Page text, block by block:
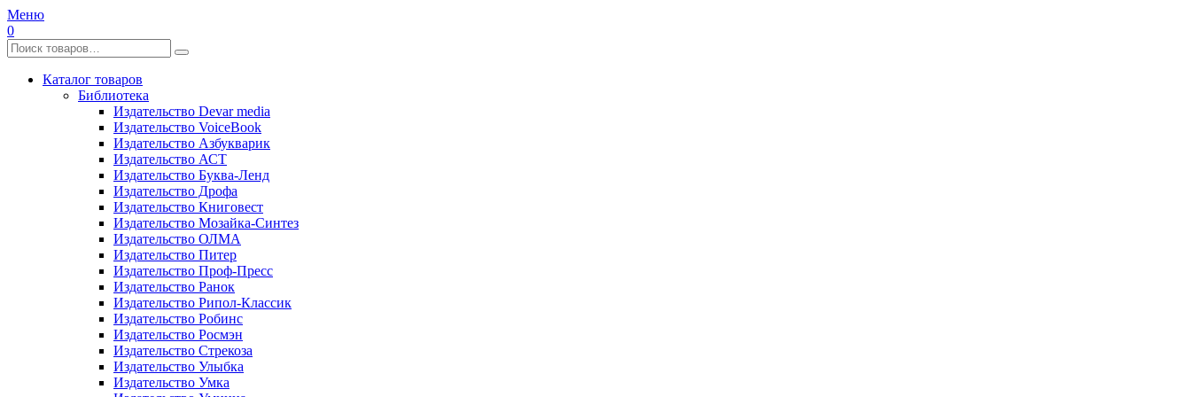
Меню
0
Каталог товаров
Библиотека
Издательство Devar media
Издательство VoiceBook
Издательство Азбукварик
Издательство АСТ
Издательство Буква-Ленд
Издательство Дрофа
Издательство Книговест
Издательство Мозайка-Синтез
Издательство ОЛМА
Издательство Питер
Издательство Проф-Пресс
Издательство Ранок
Издательство Рипол-Классик
Издательство Робинс
Издательство Росмэн
Издательство Стрекоза
Издательство Улыбка
Издательство Умка